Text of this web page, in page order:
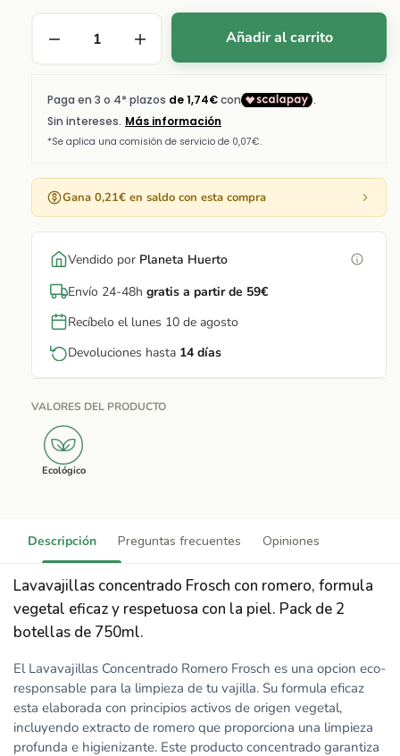
Añadir al carrito
Gana 0,21€ en saldo con esta compra
Vendido por Planeta Huerto
Envío 24-48h gratis a partir de 59€
Recíbelo el lunes 10 de agosto
Devoluciones hasta 14 días
VALORES DEL PRODUCTO
Ecológico
Descripción Preguntas frecuentes Opiniones
Lavavajillas concentrado Frosch con romero, formula
vegetal eficaz y respetuosa con la piel. Pack de 2
botellas de 750ml.
El Lavavajillas Concentrado Romero Frosch es una opcion eco-
responsable para la limpieza de tu vajilla. Su formula eficaz
esta elaborada con principios activos de origen vegetal,
incluyendo extracto de romero que proporciona una limpieza
profunda e higienizante. Este producto concentrado garantiza